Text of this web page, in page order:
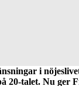
i
20-talet. Nu ger